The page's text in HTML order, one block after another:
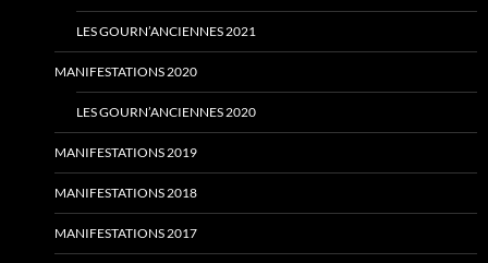
LES GOURN’ANCIENNES 2021
MANIFESTATIONS 2020
LES GOURN’ANCIENNES 2020
MANIFESTATIONS 2019
MANIFESTATIONS 2018
MANIFESTATIONS 2017